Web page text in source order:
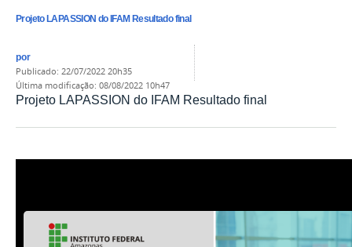
Projeto LAPASSION do IFAM Resultado final
por
publicado: 22/07/2022 20h35
última modificação: 08/08/2022 10h47
Projeto LAPASSION do IFAM Resultado final